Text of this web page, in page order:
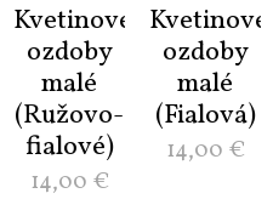
Kvetinové
ozdoby
malé
(Ružovo-
fialové)
14,00 €
Kvetinové
ozdoby
malé
(Fialová)
14,00 €